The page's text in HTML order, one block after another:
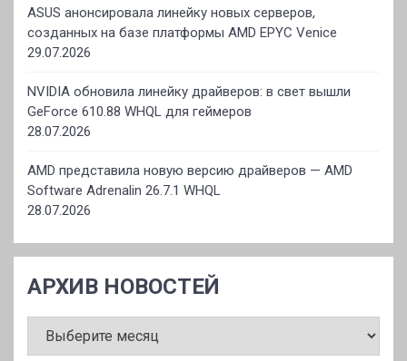
ASUS анонсировала линейку новых серверов,
созданных на базе платформы AMD EPYC Venice
29.07.2026
NVIDIA обновила линейку драйверов: в свет вышли
GeForce 610.88 WHQL для геймеров
28.07.2026
AMD представила новую версию драйверов — AMD
Software Adrenalin 26.7.1 WHQL
28.07.2026
АРХИВ НОВОСТЕЙ
НОВОСТЕЙ